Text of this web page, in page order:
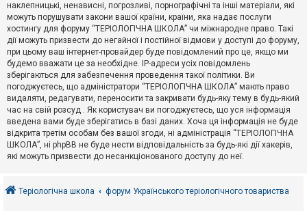
й
А
к
т
и
в
н
т
е
м
и
о
наклепницькі, ненависні, погрозливі, порнографічні та інші матеріали, які
можуть порушувати закони вашої країни, країни, яка надає послуги
хостингу для форуму “ТЕРІОЛОГІЧНА ШКОЛА” чи міжнародне право. Такі
дії можуть призвести до негайної і постійної відмови у доступі до форуму,
при цьому ваш інтернет-провайдер буде повідомлений про це, якщо ми
будемо вважати це за необхідне. IP-адреси усіх повідомлень
зберігаються для забезпечення проведення такої політики. Ви
погоджуєтесь, що адміністратори “ТЕРІОЛОГІЧНА ШКОЛА” мають право
видаляти, редагувати, переносити та закривати будь-яку тему в будь-який
час на свій розсуд . Як користувач ви погоджуєтесь, що уся інформація
введена вами буде зберігатись в базі даних. Хоча ця інформація не буде
відкрита третім особам без вашої згоди, ні адміністрація “ТЕРІОЛОГІЧНА
ШКОЛА”, ні phpBB не буде нести відповідальність за будь-які дії хакерів,
які можуть призвести до несанкціонованого доступу до неї.
Теріологічна школа форум Українського теріологічного товариства